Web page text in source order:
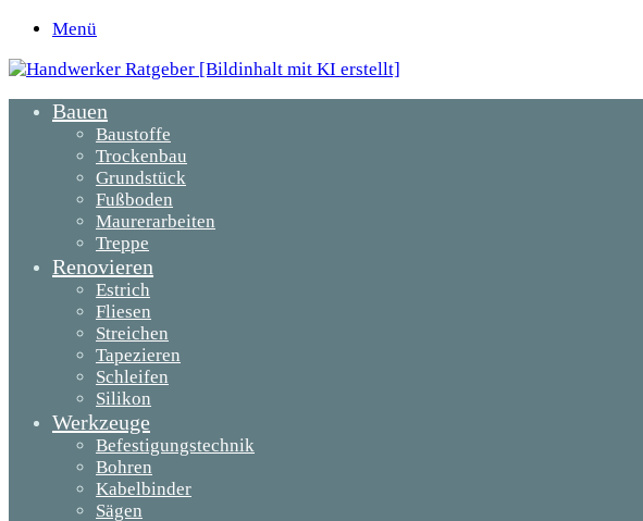
Menü
Bauen
Baustoffe
Trockenbau
Grundstück
Fußboden
Maurerarbeiten
Treppe
Renovieren
Estrich
Fliesen
Streichen
Tapezieren
Schleifen
Silikon
Werkzeuge
Befestigungstechnik
Bohren
Kabelbinder
Sägen